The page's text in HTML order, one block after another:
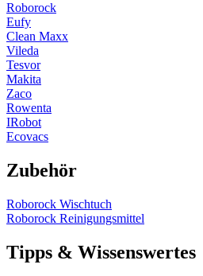
Roborock
Eufy
Clean Maxx
Vileda
Tesvor
Makita
Zaco
Rowenta
IRobot
Ecovacs
Zubehör
Roborock Wischtuch
Roborock Reinigungsmittel
Tipps & Wissenswertes